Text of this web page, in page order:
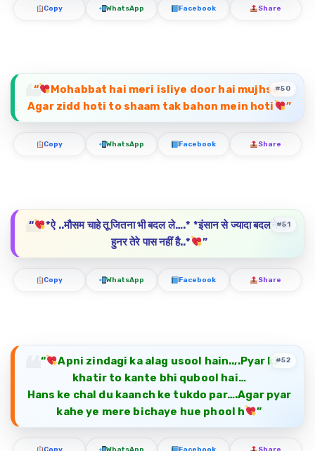
Copy WhatsApp Facebook Share
“
Mohabbat hai meri isliye door hai mujhse..
Agar zidd hoti to shaam tak bahon mein hoti
”
#50
Copy WhatsApp Facebook Share
“
*ऐ ..मौसम चाहे तू जितना भी बदल ले….* *इंसान से ज्यादा बदलने का
हुनर तेरे पास नहीं है..*
”
#51
Copy WhatsApp Facebook Share
“
Apni zindagi ka alag usool hain..,.Pyar ki
khatir to kante bhi qubool hai…
Hans ke chal du kaanch ke tukdo par….Agar pyar
kahe ye mere bichaye hue phool h
”
#52
Copy WhatsApp Facebook Share